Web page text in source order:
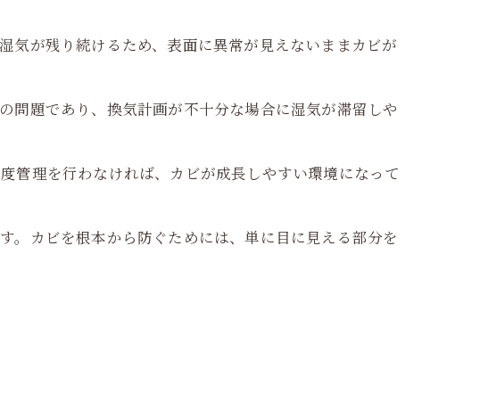
気が残り続けるため、表面に異常が見えないままカビが
問題であり、換気計画が不十分な場合に湿気が滞留しや
管理を行わなければ、カビが成長しやすい環境になって
。カビを根本から防ぐためには、単に目に見える部分を